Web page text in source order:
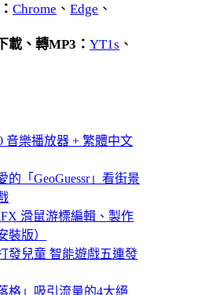
Chrome 、Edge 、
載、轉MP3：YT1s 、
音樂播放器 + 繁體中文
的「GeoGuessr」看街景
滑鼠游標編輯、製作
裝版）
發兒童 智能遊戲五連發
格」吸引流量的4大絕